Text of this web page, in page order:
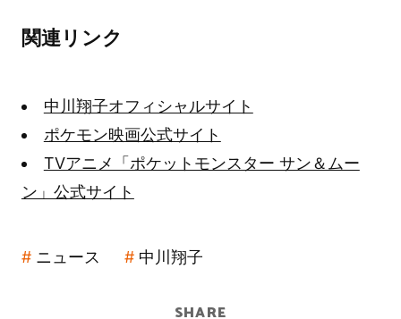
関連リンク
中川翔子オフィシャルサイト
ポケモン映画公式サイト
TVアニメ「ポケットモンスター サン＆ムー
ン」公式サイト
ニュース 中川翔子
SHARE